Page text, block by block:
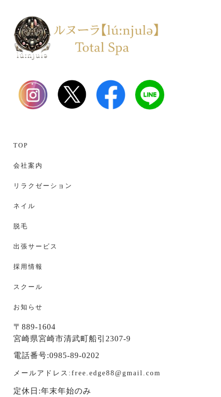
TOP
会社案内
リラクゼーション
ネイル
脱毛
出張サービス
採用情報
スクール
お知らせ
〒889-1604
宮崎県宮崎市清武町船引2307-9
電話番号:0985-89-0202
メールアドレス:free.edge88@gmail.com
定休日:年末年始のみ